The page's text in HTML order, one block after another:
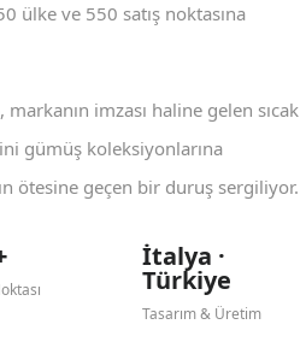
ülke ve 550 satış noktasına
imzası haline gelen sıcak
gümüş koleksiyonlarına
ötesine geçen bir duruş sergiliyor.
İtalya ·
Türkiye
Tasarım & Üretim